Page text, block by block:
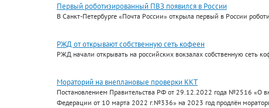
Первый роботизированный ПВЗ появился в России
В Санкт-Петербурге «Почта России» открыла первый в России
РЖД от открывают собственную сеть кофеен
РЖД начали открывать на российских вокзалах собственную сеть
Мораторий на внеплановые проверки ККТ
Постановлением Правительства РФ от 29.12.2022 года №2516 «О
Федерации от 10 марта 2022 г.№336» на 2023 год продлён